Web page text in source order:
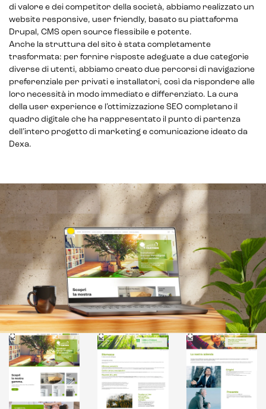
di valore e dei competitor della società, abbiamo realizzato un
website responsive, user friendly, basato su piattaforma
Drupal, CMS open source flessibile e potente.
Anche la struttura del sito è stata completamente
trasformata: per fornire risposte adeguate a due categorie
diverse di utenti, abbiamo creato due percorsi di navigazione
preferenziale per privati e installatori, così da rispondere alle
loro necessità in modo immediato e differenziato. La cura
della user experience e l’ottimizzazione SEO completano il
quadro digitale che ha rappresentato il punto di partenza
dell’intero progetto di marketing e comunicazione ideato da
Dexa.